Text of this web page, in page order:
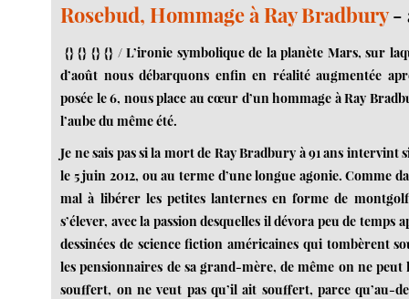
Rosebud, Hommage à Ray Bradbury-
{} {} {} {} / L’ironie symbolique de la planète Mars, sur
d’août nous débarquons enfin en réalité augmentée
posée le 6, nous place au cœur d’un hommage à Ray
l’aube du même été.
Je ne sais pas si la mort de Ray Bradbury à 91 ans
le 5 juin 2012, ou au terme d’une longue agonie. Comme
mal à libérer les petites lanternes en forme de
s’élever, avec la passion desquelles il dévora peu de temps
dessinées de science fiction américaines qui tombèrent
les pensionnaires de sa grand-mère, de même on ne
souffert, on ne veut pas qu’il ait souffert, parce qu’au-